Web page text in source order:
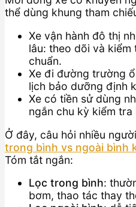
thể dùng khung tham
Xe vận hành đô thị
lâu: theo dõi và kiểm
chuẩn.
Xe đi đường trường
lịch bảo dưỡng định
Xe có tiền sử dùng
ngắn chu kỳ kiểm tra
Ở đây, câu hỏi nhiều
trong bình vs ngoài bình
Tóm tắt ngắn:
Lọc trong bình:
bơm, thao tác thay